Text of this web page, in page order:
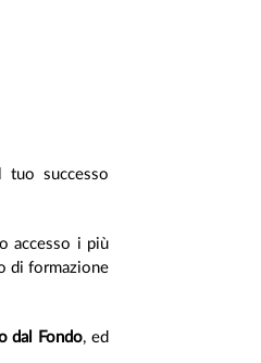
tuo successo
accesso i più
di formazione
dal Fondo, ed